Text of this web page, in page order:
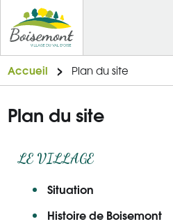
Accueil Plan du site
Plan du site
Menu
principal
LE VILLAGE
Situation
Histoire de Boisemont